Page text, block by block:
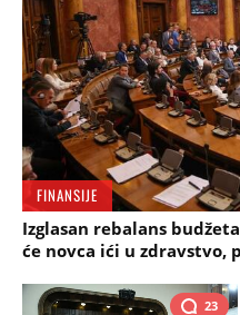
FINANSIJE
Izglasan rebalans
će novca ići u zdravstvo,
23